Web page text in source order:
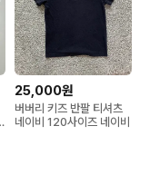
25,000원
버버리 키즈 반팔 티셔츠
네이비 120사이즈 네이비